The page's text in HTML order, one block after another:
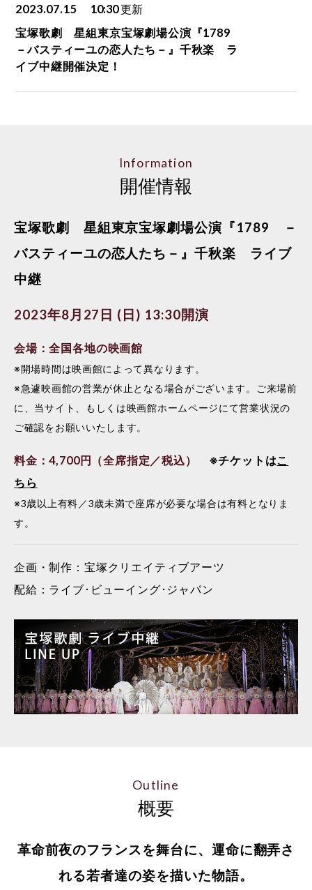
2023.07.15 10:30更新
宝塚歌劇 星組東京宝塚劇場公演『1789
－バスティーユの恋人たち－』千秋楽 ラ
イブ中継開催決定！
Information
開催情報
宝塚歌劇 星組東京宝塚劇場公演『1789 －
バスティーユの恋人たち－』千秋楽 ライブ
中継
2023年8月27日 (日) 13:30開演
会場：全国各地の映画館
※開場時間は映画館によって異なります。
※急遽映画館の営業が休止となる場合がございます。ご来場前
に、当サイト、もしくは映画館ホームページにて営業状況の
ご確認をお願いいたします。
料金：4,700円（全席指定／税込） ※チケットはこ
ちら
※3歳以上有料／3歳未満で座席が必要な場合は有料となりま
す。
企画・制作：宝塚クリエイティブアーツ
配給：ライブ･ビューイング･ジャパン
Outline
概要
革命前夜のフランスを舞台に、運命に翻弄さ
れる若者達の姿を描いた物語。